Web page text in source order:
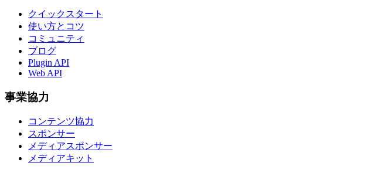
クイックスタート
使い方とコツ
コミュニティ
ブログ
Plugin API
Web API
事業協力
コンテンツ協力
スポンサー
メディアスポンサー
メディアキット